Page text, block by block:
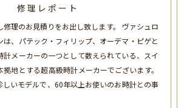
修理レポート
修理のお見積りをお出し致します。 ヴァシュロ
は、パテック・フィリップ、オーデマ・ピゲと
計メーカーの一つとして数えられている、スイ
地とする超高級時計メーカーでございます。
しいモデルで、60年以上お使いのお時計との事